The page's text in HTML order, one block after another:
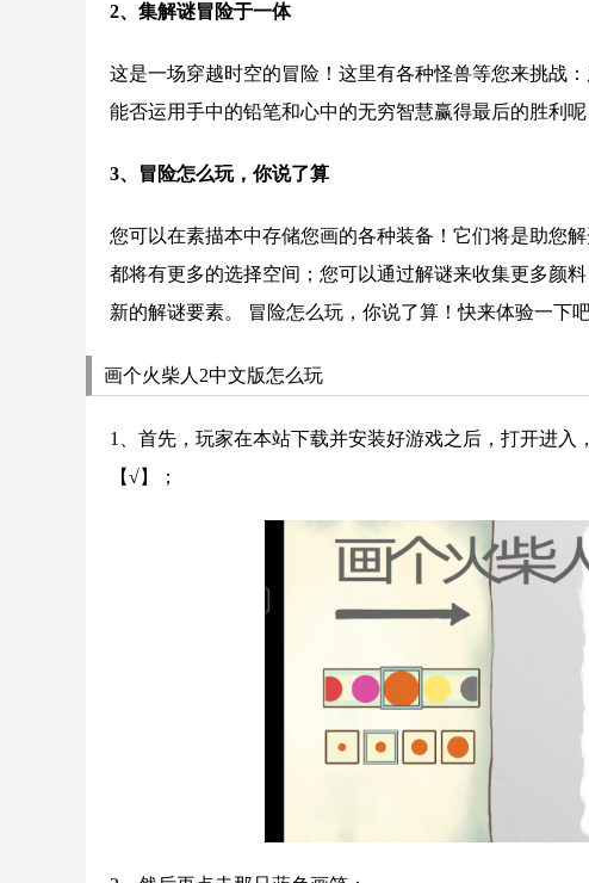
2、集解谜冒险于一体
这是一场穿越时空的冒险！这里有各种怪兽等您来挑战
能否运用手中的铅笔和心中的无穷智慧赢得最后的胜利呢
3、冒险怎么玩，你说了算
您可以在素描本中存储您画的各种装备！它们将是助您
都将有更多的选择空间；您可以通过解谜来收集更多颜
新的解谜要素。 冒险怎么玩，你说了算！快来体验一下吧
画个火柴人2中文版怎么玩
1、首先，玩家在本站下载并安装好游戏之后，打开进
【√】；